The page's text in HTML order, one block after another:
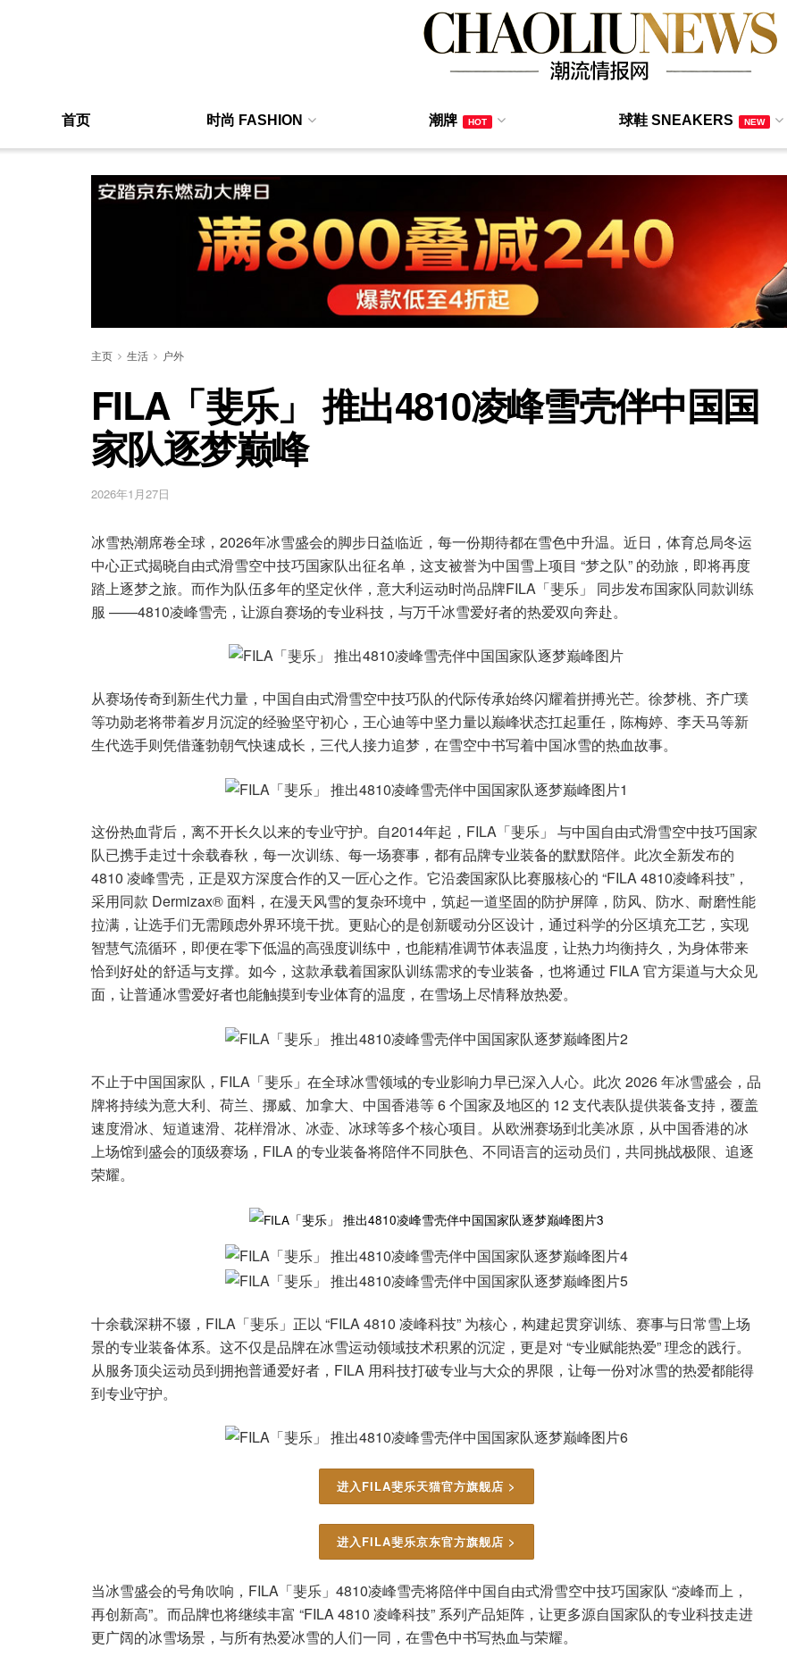
首页 时尚 FASHION 潮牌 HOT 球鞋 SNEAKERS NEW
主页 生活 户外
FILA「斐乐」 推出4810凌峰雪壳伴中国国
家队逐梦巅峰
2026年1月27日
冰雪热潮席卷全球，2026年冰雪盛会的脚步日益临近，每一份期待都在雪色中升温。近日，体育总局冬运
中心正式揭晓自由式滑雪空中技巧国家队出征名单，这支被誉为中国雪上项目 “梦之队” 的劲旅，即将再度
踏上逐梦之旅。而作为队伍多年的坚定伙伴，意大利运动时尚品牌FILA「斐乐」 同步发布国家队同款训练
服 ——4810凌峰雪壳，让源自赛场的专业科技，与万千冰雪爱好者的热爱双向奔赴。
从赛场传奇到新生代力量，中国自由式滑雪空中技巧队的代际传承始终闪耀着拼搏光芒。徐梦桃、齐广璞
等功勋老将带着岁月沉淀的经验坚守初心，王心迪等中坚力量以巅峰状态扛起重任，陈梅婷、李天马等新
生代选手则凭借蓬勃朝气快速成长，三代人接力追梦，在雪空中书写着中国冰雪的热血故事。
这份热血背后，离不开长久以来的专业守护。自2014年起，FILA「斐乐」 与中国自由式滑雪空中技巧国家
队已携手走过十余载春秋，每一次训练、每一场赛事，都有品牌专业装备的默默陪伴。此次全新发布的
4810 凌峰雪壳，正是双方深度合作的又一匠心之作。它沿袭国家队比赛服核心的 “FILA 4810凌峰科技”，
采用同款 Dermizax® 面料，在漫天风雪的复杂环境中，筑起一道坚固的防护屏障，防风、防水、耐磨性能
拉满，让选手们无需顾虑外界环境干扰。更贴心的是创新暖动分区设计，通过科学的分区填充工艺，实现
智慧气流循环，即便在零下低温的高强度训练中，也能精准调节体表温度，让热力均衡持久，为身体带来
恰到好处的舒适与支撑。如今，这款承载着国家队训练需求的专业装备，也将通过 FILA 官方渠道与大众见
面，让普通冰雪爱好者也能触摸到专业体育的温度，在雪场上尽情释放热爱。
不止于中国国家队，FILA「斐乐」在全球冰雪领域的专业影响力早已深入人心。此次 2026 年冰雪盛会，品
牌将持续为意大利、荷兰、挪威、加拿大、中国香港等 6 个国家及地区的 12 支代表队提供装备支持，覆盖
速度滑冰、短道速滑、花样滑冰、冰壶、冰球等多个核心项目。从欧洲赛场到北美冰原，从中国香港的冰
上场馆到盛会的顶级赛场，FILA 的专业装备将陪伴不同肤色、不同语言的运动员们，共同挑战极限、追逐
荣耀。
十余载深耕不辍，FILA「斐乐」正以 “FILA 4810 凌峰科技” 为核心，构建起贯穿训练、赛事与日常雪上场
景的专业装备体系。这不仅是品牌在冰雪运动领域技术积累的沉淀，更是对 “专业赋能热爱” 理念的践行。
从服务顶尖运动员到拥抱普通爱好者，FILA 用科技打破专业与大众的界限，让每一份对冰雪的热爱都能得
到专业守护。
进入FILA斐乐天猫官方旗舰店 >
进入FILA斐乐京东官方旗舰店 >
当冰雪盛会的号角吹响，FILA「斐乐」4810凌峰雪壳将陪伴中国自由式滑雪空中技巧国家队 “凌峰而上，
再创新高”。而品牌也将继续丰富 “FILA 4810 凌峰科技” 系列产品矩阵，让更多源自国家队的专业科技走进
更广阔的冰雪场景，与所有热爱冰雪的人们一同，在雪色中书写热血与荣耀。